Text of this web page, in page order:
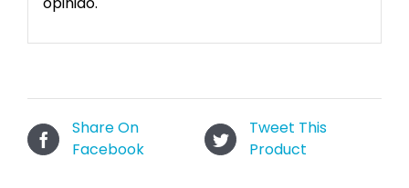
Share On
Facebook
Tweet This
Product